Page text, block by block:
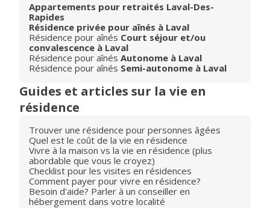
Appartements pour retraités Laval-Des-
Rapides
Résidence privée pour aînés à Laval
Résidence pour aînés Court séjour et/ou
convalescence à Laval
Résidence pour aînés Autonome à Laval
Résidence pour aînés Semi-autonome à Laval
Guides et articles sur la vie en
résidence
Trouver une résidence pour personnes âgées
Quel est le coût de la vie en résidence
Vivre à la maison vs la vie en résidence (plus
abordable que vous le croyez)
Checklist pour les visites en résidences
Comment payer pour vivre en résidence?
Besoin d'aide? Parler à un conseiller en
hébergement dans votre localité